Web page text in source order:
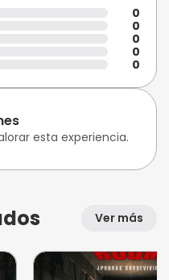
0
0
0
0
0
esta experiencia.
Ver más